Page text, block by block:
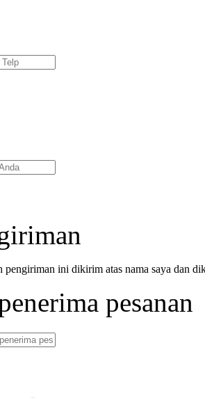
pengiriman ini dikirim atas nama saya dan
pesanan